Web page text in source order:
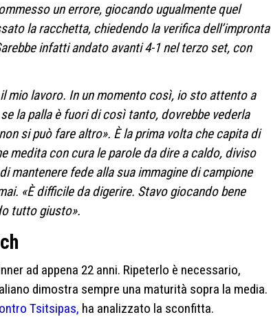
un errore, giocando ugualmente quel
la racchetta, chiedendo la verifica dell’impronta
infatti andato avanti 4-1 nel terzo set, con
mio lavoro. In un momento così, io sto attento a
la palla è fuori di così tanto, dovrebbe vederla
si può fare altro». È la prima volta che capita di
medita con cura le parole da dire a caldo, diviso
mantenere fede alla sua immagine di campione
«È difficile da digerire. Stavo giocando bene
tutto giusto».
ad appena 22 anni. Ripeterlo è necessario,
dimostra sempre una maturità sopra la media.
Tsitsipas, ha analizzato la sconfitta.